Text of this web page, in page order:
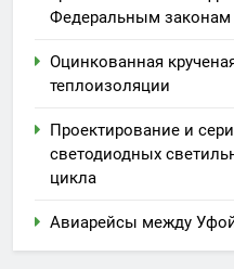
Федеральным
Оцинкованная
теплоизоляции
Проектирование и
светодиодных
цикла
Авиарейсы между